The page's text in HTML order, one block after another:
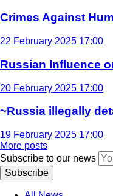
Crimes Against
22 February 2025 17:00
Russian Influence
20 February 2025 17:00
~Russia illegally
19 February 2025 17:00
More posts
Subscribe to our news
Subscribe